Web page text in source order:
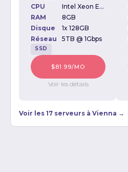
CPU
Intel Xeon E3-1230v2 3.30GHz
RAM
8GB
Disque
1x 128GB
Réseau
5TB @ 1Gbps
SSD
$81.99/MO
Voir les détails
Voir les 17 serveurs à Vienna →